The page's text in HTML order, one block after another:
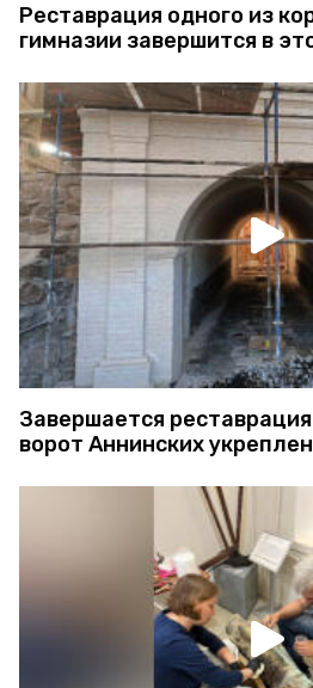
Реставрация одного из
гимназии завершится в
Завершается
ворот Аннинских